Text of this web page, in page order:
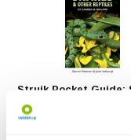
Struik Pocket Guide:
& Other Rept...
This first accessible